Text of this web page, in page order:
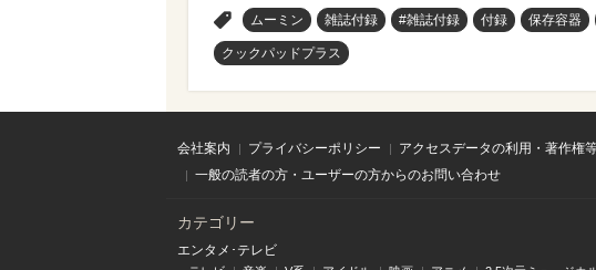
ムーミン 雑誌付録 #雑誌付録 付録 保存容器
クックパッドプラス
会社案内 プライバシーポリシー アクセスデータの利用・著作権
一般の読者の方・ユーザーの方からのお問い合わせ
カテゴリー
エンタメ･テレビ